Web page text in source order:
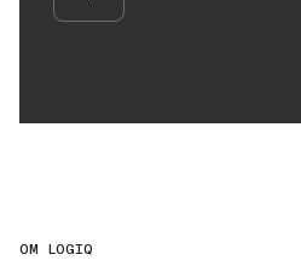
OM LOGIQ